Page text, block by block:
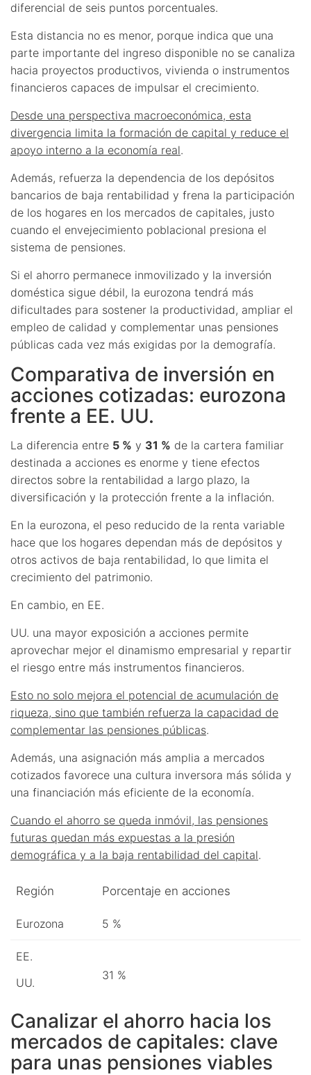
diferencial de seis puntos porcentuales.
Esta distancia no es menor, porque indica que una
parte importante del ingreso disponible no se canaliza
hacia proyectos productivos, vivienda o instrumentos
financieros capaces de impulsar el crecimiento.
Desde una perspectiva macroeconómica, esta
divergencia limita la formación de capital y reduce el
apoyo interno a la economía real.
Además, refuerza la dependencia de los depósitos
bancarios de baja rentabilidad y frena la participación
de los hogares en los mercados de capitales, justo
cuando el envejecimiento poblacional presiona el
sistema de pensiones.
Si el ahorro permanece inmovilizado y la inversión
doméstica sigue débil, la eurozona tendrá más
dificultades para sostener la productividad, ampliar el
empleo de calidad y complementar unas pensiones
públicas cada vez más exigidas por la demografía.
Comparativa de inversión en
acciones cotizadas: eurozona
frente a EE. UU.
La diferencia entre 5 % y 31 % de la cartera familiar
destinada a acciones es enorme y tiene efectos
directos sobre la rentabilidad a largo plazo, la
diversificación y la protección frente a la inflación.
En la eurozona, el peso reducido de la renta variable
hace que los hogares dependan más de depósitos y
otros activos de baja rentabilidad, lo que limita el
crecimiento del patrimonio.
En cambio, en EE.
UU. una mayor exposición a acciones permite
aprovechar mejor el dinamismo empresarial y repartir
el riesgo entre más instrumentos financieros.
Esto no solo mejora el potencial de acumulación de
riqueza, sino que también refuerza la capacidad de
complementar las pensiones públicas.
Además, una asignación más amplia a mercados
cotizados favorece una cultura inversora más sólida y
una financiación más eficiente de la economía.
Cuando el ahorro se queda inmóvil, las pensiones
futuras quedan más expuestas a la presión
demográfica y a la baja rentabilidad del capital.
Región Porcentaje en acciones
Eurozona 5 %
EE.
UU.
31 %
Canalizar el ahorro hacia los
mercados de capitales: clave
para unas pensiones viables